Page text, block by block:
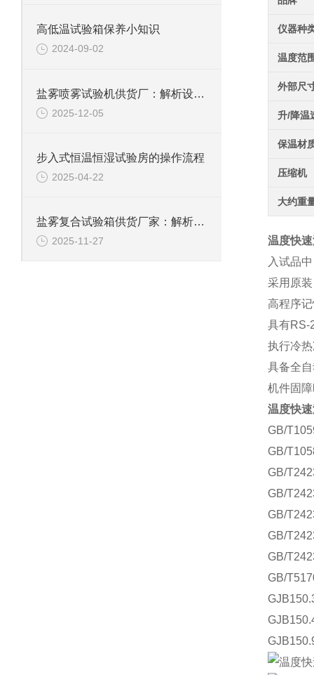
高低温试验箱保养小知识
2024-09-02
盐雾喷雾试验机供货厂：解析设备原理与行业应用价值
2025-12-05
步入式恒温恒湿试验房的操作流程
2025-04-22
盐雾复合试验箱供货厂家：解析设备原理与行业应用价值
2025-11-27
仪器种
温度范
外部尺
升/降温
保温材
压缩机
大约重
温度快
入试品
采用原
高程序
具有RS-
执行冷
具备全
机件固
温度快
GB/
GB/
GB/
GB/
GB/
GB/
GB/
GB/